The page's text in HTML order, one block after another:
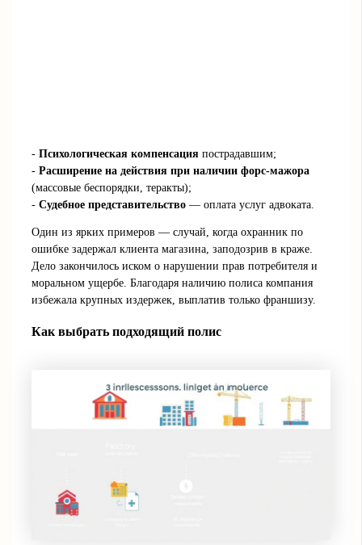
-Психологическая компенсация пострадавшим;
-Расширение на действия при наличии форс-мажора
(массовые беспорядки, теракты);
-Судебное представительство — оплата услуг адвоката.
Один из ярких примеров — случай, когда охранник по
ошибке задержал клиента магазина, заподозрив в краже.
Дело закончилось иском о нарушении прав потребителя и
моральном ущербе. Благодаря наличию полиса компания
избежала крупных издержек, выплатив только франшизу.
Как выбрать подходящий полис